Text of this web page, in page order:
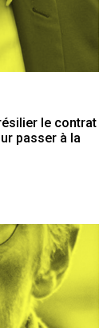
le contrat
passer à la